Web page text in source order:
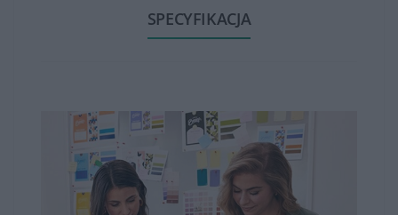
Tonery HP są dostępne w różnych pojemnościach, od
standardowe, co jest korzystne dla osób, które drukują
dużo dokumentów.
Tonery HP zapewniają wysoką jakość wydruku, oferując
ostre, wyraźne teksty oraz wysokiej jakości obrazy czy
SPECYFIKACJA